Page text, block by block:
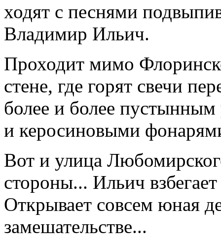
ходят с песнями
Владимир Ильич.
Проходит мимо
стене, где горят свечи
более и более
и керосиновыми
Вот и улица
стороны... Ильич
Открывает совсем юная
замешательстве...